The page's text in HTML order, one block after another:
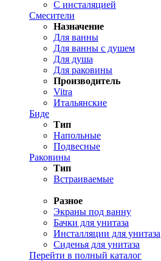
С инсталяцией
Смесители
Назначение
Для ванны
Для ванны с душем
Для душа
Для раковины
Производитель
Vitra
Итальянские
Биде
Тип
Напольные
Подвесные
Раковины
Тип
Встраиваемые
Разное
Экраны под ванну
Бачки для унитаза
Инсталляции для унитаза
Сиденья для унитаза
Перейти в полный каталог